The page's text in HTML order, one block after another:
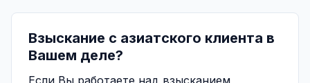
Взыскание с азиатского клиента в
Вашем деле?
Если Вы работаете над взысканием